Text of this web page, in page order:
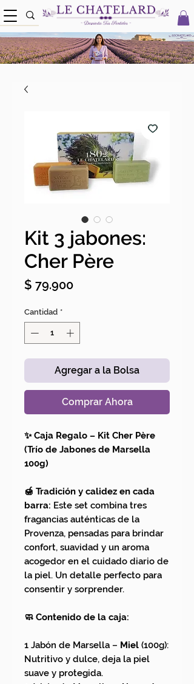
Kit 3 jabones:
Cher Père
$ 79.900Precio
Cantidad *
Agregar a la Bolsa
Comprar Ahora
✨ Caja Regalo – Kit Cher Père
(Trío de Jabones de Marsella
100g)
🍯 Tradición y calidez en cada
barra: Este set combina tres
fragancias auténticas de la
Provenza, pensadas para brindar
confort, suavidad y un aroma
acogedor en el cuidado diario de
la piel. Un detalle perfecto para
consentir y sorprender.
🧼 Contenido de la caja:
1 Jabón de Marsella – Miel (100g):
Nutritivo y dulce, deja la piel
suave y protegida.